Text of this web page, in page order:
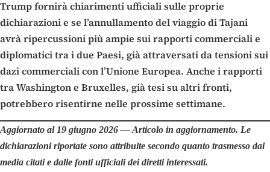
Trump fornirà chiarimenti ufficiali sulle proprie
dichiarazioni e se l’annullamento del viaggio di Tajani
avrà ripercussioni più ampie sui rapporti commerciali e
diplomatici tra i due Paesi, già attraversati da tensioni sui
dazi commerciali con l’Unione Europea. Anche i rapporti
tra Washington e Bruxelles, già tesi su altri fronti,
potrebbero risentirne nelle prossime settimane.
Aggiornato al 19 giugno 2026 — Articolo in aggiornamento. Le
dichiarazioni riportate sono attribuite secondo quanto trasmesso dai
media citati e dalle fonti ufficiali dei diretti interessati.